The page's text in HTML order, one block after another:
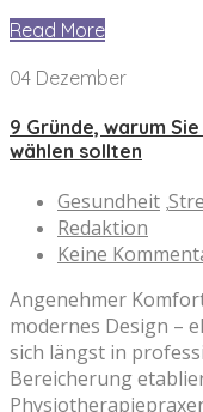
Read More
04 Dezember
9 Gründe, warum
wählen sollten
Gesundheit ,
Redaktion
Keine
Angenehmer
modernes Design –
sich längst in
Bereicherung